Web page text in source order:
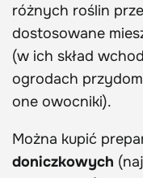
różnych roślin
dostosowane
(w ich skład
ogrodach
one owocniki).
Można kupić
doniczkowych